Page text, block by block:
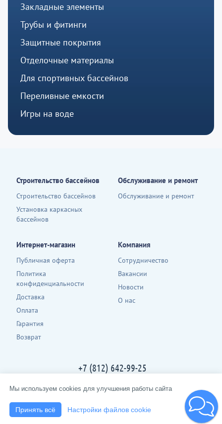
Закладные элементы
Трубы и фитинги
Защитные покрытия
Отделочные материалы
Для спортивных бассейнов
Переливные емкости
Игры на воде
+7 (812) 642-99-25
Контакты
2013-2026 · spbpool.ru · все права защищены
Строительство бассейнов
Строительство бассейнов
Установка каркасных
бассейнов
Обслуживание и ремонт
Обслуживание и ремонт
Интернет-магазин
Публичная оферта
Политика
конфиденциальности
Доставка
Оплата
Гарантия
Возврат
Компания
Сотрудничество
Вакансии
Новости
О нас
Мы используем cookies для улучшения работы сайта
Принять всё Настройки файлов cookie